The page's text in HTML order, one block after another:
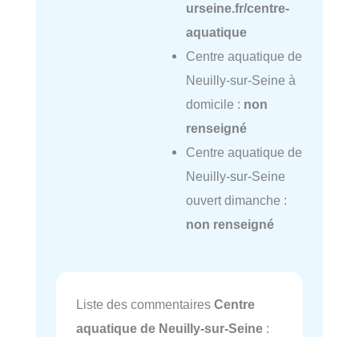
urseine.fr/centre-
aquatique
Centre aquatique de
Neuilly-sur-Seine à
domicile : non
renseigné
Centre aquatique de
Neuilly-sur-Seine
ouvert dimanche :
non renseigné
Liste des commentaires Centre
aquatique de Neuilly-sur-Seine :